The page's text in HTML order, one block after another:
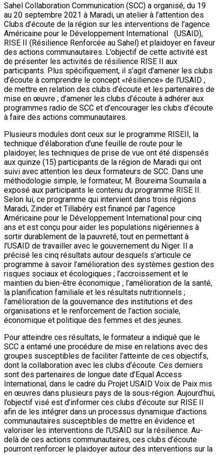
Sahel Collaboration Communication (SCC) a organisé, du 19
au 20 septembre 2021 à Maradi, un atelier à l’attention des
Clubs d’écoute de la région sur les interventions de l’agence
Américaine pour le Développement International (USAID),
RISE II (Résilience Renforcée au Sahel) et plaidoyer en faveur
des actions communautaires. L’objectif de cette activité est
de présenter les activités de résilience RISE II aux
participants. Plus spécifiquement, il s’agit d’amener les clubs
d’écoute à comprendre le concept «résilience» de l’USAID ;
de mettre en relation des clubs d’écoute et les partenaires de
mise en œuvre ; d’amener les clubs d’écoute à adhérer aux
programmes radio de SCC et d’encourager les clubs d’écoute
à faire des actions communautaires.
Plusieurs modules dont ceux sur le programme RISEII, la
technique d’élaboration d’une feuille de route pour le
plaidoyer, les techniques de prise de vue ont été dispensés
aux quinze (15) participants de la région de Maradi qui ont
suivi avec attention les deux formateurs de SCC. Dans une
méthodologie simple, le formateur, M. Boureima Soumaila a
exposé aux participants le contenu du programme RISE II.
Selon lui, ce programme qui intervient dans trois régions
Maradi, Zinder et Tillabéry est financé par l’agence
Américaine pour le Développement International pour cinq
ans et est conçu pour aider les populations nigériennes à
sortir durablement de la pauvreté, tout en permettant à
l’USAID de travailler avec le gouvernement du Niger. Il a
précisé les cinq résultats autour desquels s’articule ce
programme à savoir l’amélioration des systèmes gestion des
risques sociaux et écologiques ; l’accroissement et le
maintien du bien-être économique ; l’amélioration de la santé,
la planification familiale et les résultats nutritionnels ;
l’amélioration de la gouvernance des institutions et des
organisations et le renforcement de l’action sociale,
économique et politique des femmes et des jeunes.
Pour atteindre ces résultats, le formateur a indiqué que le
SCC a entamé une procédure de mise en relations avec des
groupes susceptibles de faciliter l’atteinte de ces objectifs,
dont la collaboration avec les clubs d’écoute. Ces derniers
sont des partenaires de longue date d’Equal Access
International, dans le cadre du Projet USAID Voix de Paix mis
en œuvres dans plusieurs pays de la sous-région. Aujourd’hui,
l’objectif visé est d’informer ces clubs d’écoute sur RISE II
afin de les intégrer dans un processus dynamique d’actions
communautaires susceptibles de mettre en évidence et
valoriser les interventions de l’USAID sur la résilience. Au-
delà de ces actions communautaires, ces clubs d’écoute
pourront renforcer le plaidoyer autour des interventions sur la